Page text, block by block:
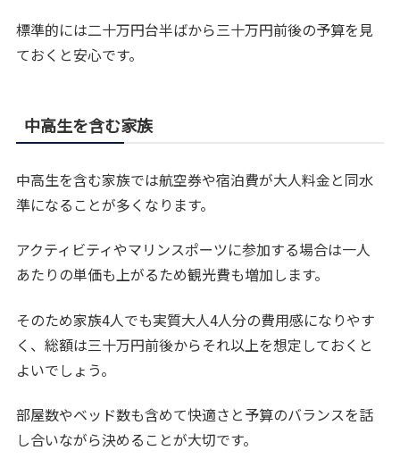
標準的には二十万円台半ばから三十万円前後の予算を見
ておくと安心です。
中高生を含む家族
中高生を含む家族では航空券や宿泊費が大人料金と同水
準になることが多くなります。
アクティビティやマリンスポーツに参加する場合は一人
あたりの単価も上がるため観光費も増加します。
そのため家族4人でも実質大人4人分の費用感になりやす
く、総額は三十万円前後からそれ以上を想定しておくと
よいでしょう。
部屋数やベッド数も含めて快適さと予算のバランスを話
し合いながら決めることが大切です。